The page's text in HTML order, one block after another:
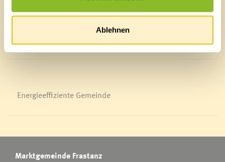
Ablehnen
Veranstaltungskalender
Energieeffiziente Gemeinde
Marktgemeinde Frastanz